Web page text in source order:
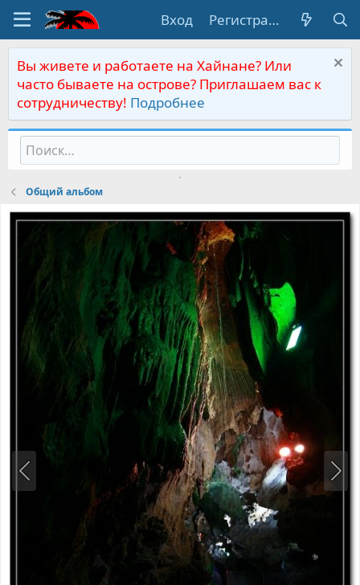
Вход Регистрация
Вы живете и работаете на Хайнане? Или
часто бываете на острове? Приглашаем вас к
сотрудничеству! Подробнее
Общий альбом